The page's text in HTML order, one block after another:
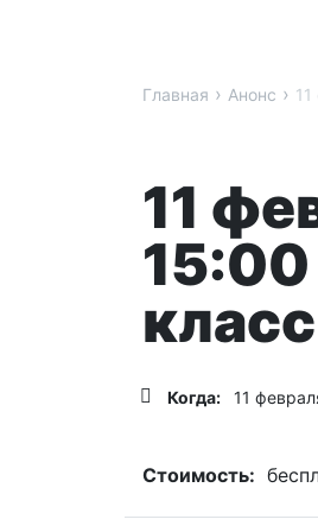
Главная › Анонс ›
11
15:00
Когда: 11
Стоимость: